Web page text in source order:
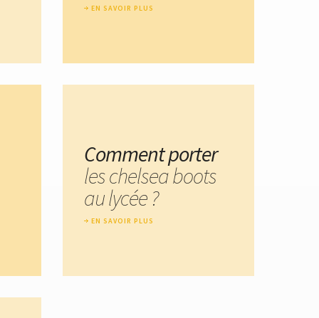
EN SAVOIR PLUS
Comment porter
les chelsea boots
au lycée ?
EN SAVOIR PLUS